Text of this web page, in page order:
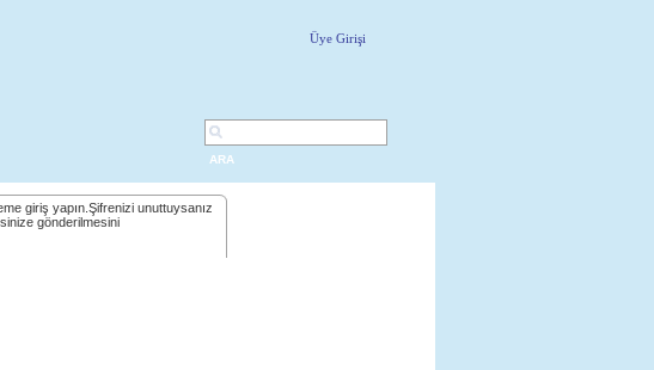
Üye Girişi
ARA
giriş yapın.Şifrenizi unuttuysanız
gönderilmesini